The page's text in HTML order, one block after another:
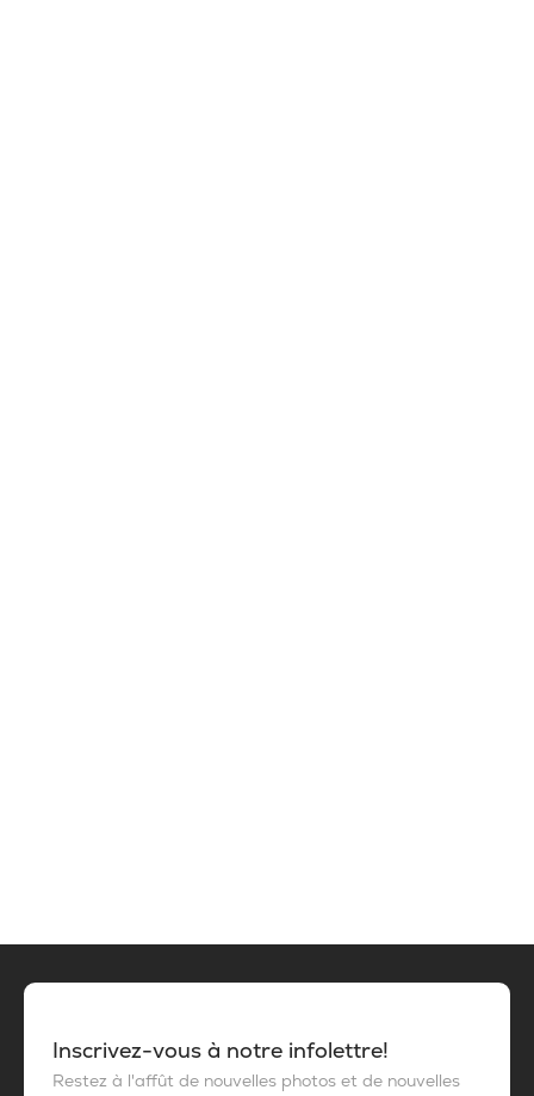
Inscrivez-vous à notre infolettre!
Restez à l'affût de nouvelles photos et de nouvelles